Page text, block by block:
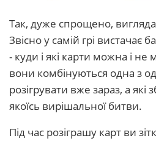
Так, дуже спрощено,
Звісно у самій грі вистачає
- куди і які карти можна і не
вони комбінуються одна з
розігрувати вже зараз, а які
якоїсь вирішальної битви.
Під час розіграшу карт ви